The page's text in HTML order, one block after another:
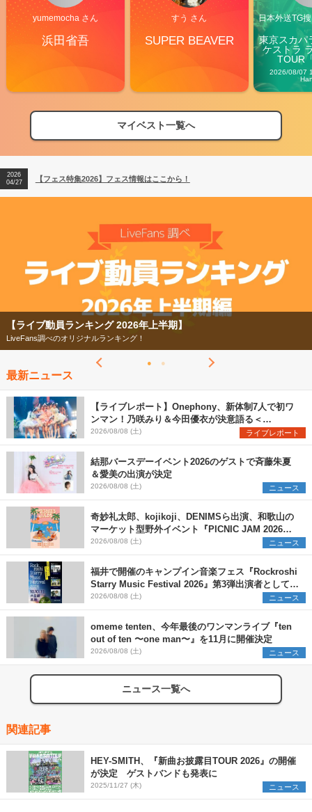
yumemocha さん
浜田省吾
すう さん
SUPER BEAVER
日本外送TG
東京スカパ
ケストラ
TOUR
2026/08/07
マイベスト一覧へ
【フェス特集2026】フェス情報はここから！
【ライブ動員ランキング】2026年上半期編発表！
2026
04/27
【フェス特集2026】フェス情報はここから！
2026
【フェス特集2026】
今年もフェスの季節がやってきた！
最新ニュース
【ライブレポート】Onephony、新体制7人で初ワ
ンマン！乃咲みり＆今田優衣が決意語る＜
Onephony新体制1st Oneman Live はじまりの夏
＞
2026/08/08 (土) ライブレポート
結那バースデーイベント2026のゲストで斉藤朱夏
＆愛美の出演が決定
2026/08/08 (土) ニュース
奇妙礼太郎、kojikoji、DENIMSら出演、和歌山の
マーケット型野外イベント『PICNIC JAM 2026』
早割チケット発売開始
2026/08/08 (土) ニュース
福井で開催のキャンプイン音楽フェス『Rockroshi
Starry Music Festival 2026』第3弾出演者として
SCOOBIE DO、かりゆし58、Reiを発表
2026/08/08 (土) ニュース
omeme tenten、今年最後のワンマンライブ『ten
out of ten 〜one man〜』を11月に開催決定
2026/08/08 (土) ニュース
ニュース一覧へ
関連記事
HEY-SMITH、『新曲お披露目TOUR 2026』の開催
が決定 ゲストバンドも発表に
2025/11/27 (木) ニュース